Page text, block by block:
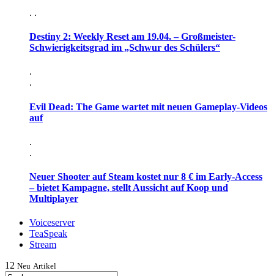
. .
Destiny 2: Weekly Reset am 19.04. – Großmeister-
Schwierigkeitsgrad im „Schwur des Schülers“
.
.
Evil Dead: The Game wartet mit neuen Gameplay-Videos
auf
.
.
Neuer Shooter auf Steam kostet nur 8 € im Early-Access
– bietet Kampagne, stellt Aussicht auf Koop und
Multiplayer
Voiceserver
TeaSpeak
Stream
12 Neu Artikel